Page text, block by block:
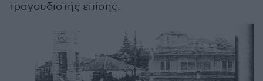
τραγουδιστής επίσης.